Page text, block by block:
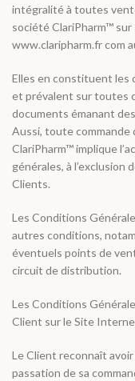
intégralité à toutes
société ClariPharm™
www.claripharm.fr com
Elles en constituent les
et prévalent sur toutes
documents émanant
Aussi, toute commande
ClariPharm™ implique
générales, à
Clients.
Les Conditions
autres conditions,
éventuels points de
circuit de distribution.
Les Conditions
Client sur le Site
Le Client reconnaît
passation de sa